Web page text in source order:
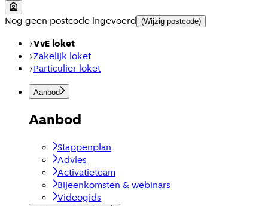
Nog geen postcode ingevoerd (Wijzig postcode)
VvE loket
Zakelijk loket
Particulier loket
Aanbod
Aanbod
Stappenplan
Advies
Activatieteam
Bijeenkomsten & webinars
Videogids